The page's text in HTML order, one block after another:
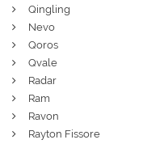
Qingling
Nevo
Qoros
Qvale
Radar
Ram
Ravon
Rayton Fissore